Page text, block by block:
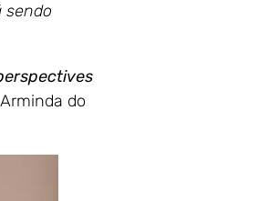
sendo
do